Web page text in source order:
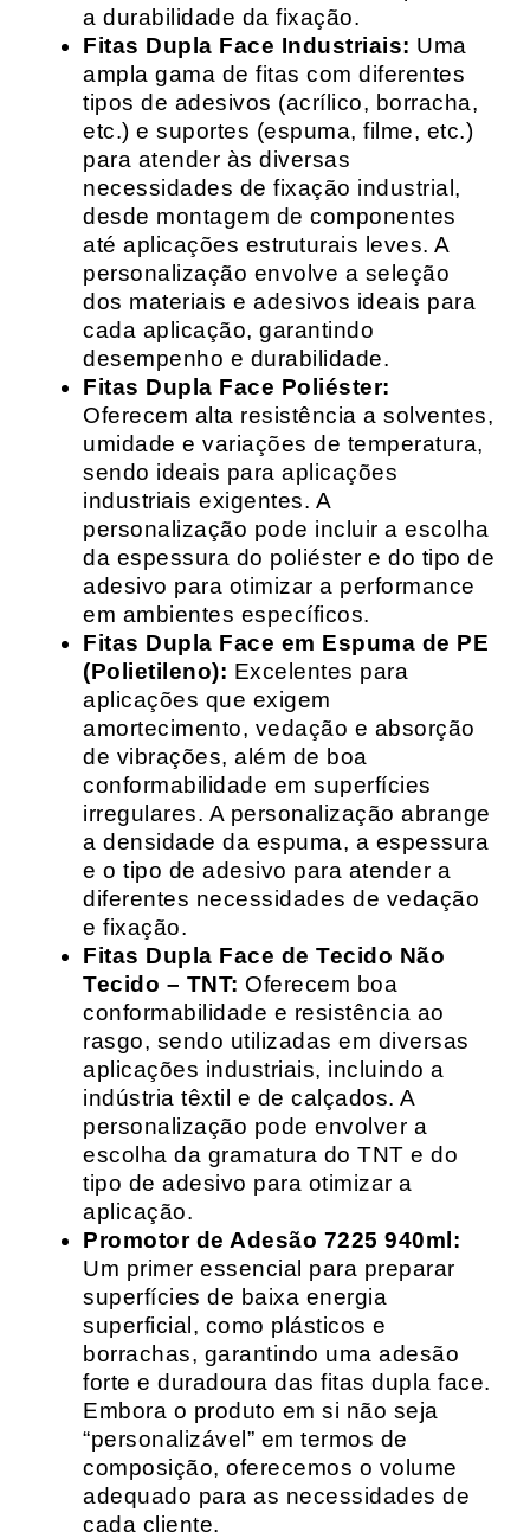
a durabilidade da fixação.
Fitas Dupla Face Industriais: Uma
ampla gama de fitas com diferentes
tipos de adesivos (acrílico, borracha,
etc.) e suportes (espuma, filme, etc.)
para atender às diversas
necessidades de fixação industrial,
desde montagem de componentes
até aplicações estruturais leves. A
personalização envolve a seleção
dos materiais e adesivos ideais para
cada aplicação, garantindo
desempenho e durabilidade.
Fitas Dupla Face Poliéster:
Oferecem alta resistência a solventes,
umidade e variações de temperatura,
sendo ideais para aplicações
industriais exigentes. A
personalização pode incluir a escolha
da espessura do poliéster e do tipo de
adesivo para otimizar a performance
em ambientes específicos.
Fitas Dupla Face em Espuma de PE
(Polietileno): Excelentes para
aplicações que exigem
amortecimento, vedação e absorção
de vibrações, além de boa
conformabilidade em superfícies
irregulares. A personalização abrange
a densidade da espuma, a espessura
e o tipo de adesivo para atender a
diferentes necessidades de vedação
e fixação.
Fitas Dupla Face de Tecido Não
Tecido – TNT: Oferecem boa
conformabilidade e resistência ao
rasgo, sendo utilizadas em diversas
aplicações industriais, incluindo a
indústria têxtil e de calçados. A
personalização pode envolver a
escolha da gramatura do TNT e do
tipo de adesivo para otimizar a
aplicação.
Promotor de Adesão 7225 940ml:
Um primer essencial para preparar
superfícies de baixa energia
superficial, como plásticos e
borrachas, garantindo uma adesão
forte e duradoura das fitas dupla face.
Embora o produto em si não seja
“personalizável” em termos de
composição, oferecemos o volume
adequado para as necessidades de
cada cliente.